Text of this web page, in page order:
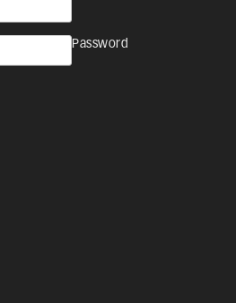
Password